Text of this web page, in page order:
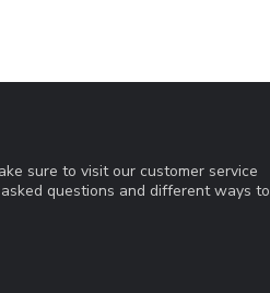
sure to visit our customer service
questions and different ways to